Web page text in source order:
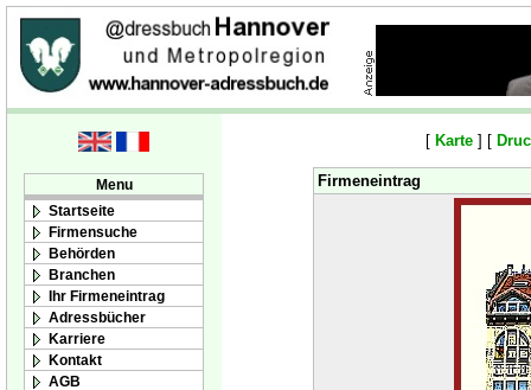
Menu
Startseite
Firmensuche
Behörden
Branchen
Ihr Firmeneintrag
Adressbücher
Karriere
Kontakt
AGB
[ Karte ] [
Firmeneintrag